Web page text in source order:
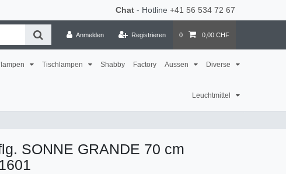
Chat - Hotline +41 56 534 72 67
Anmelden Registrieren 0 0,00 CHF
Tischlampen Shabby Factory Aussen Diverse
Leuchtmittel
SONNE GRANDE 70 cm